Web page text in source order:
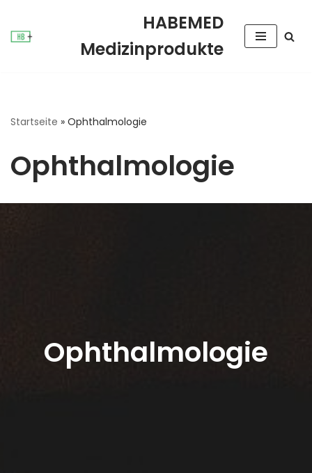
Zum
HABEMED
Medizinprodukte
Startseite » Ophthalmologie
Ophthalmologie
Ophthalmologie